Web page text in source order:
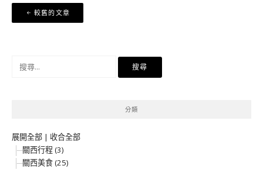
文
章
覽
較舊的文章
分類
展開全部 | 收合全部
關西行程 (3)
關西美食 (25)